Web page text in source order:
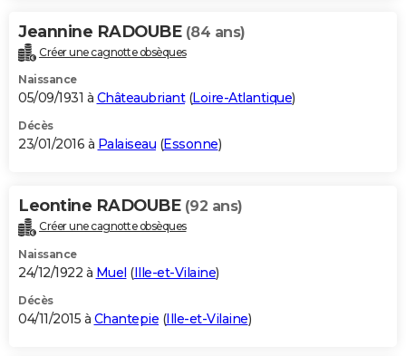
Jeannine RADOUBE (84 ans)
Créer une cagnotte obsèques
Naissance
05/09/1931 à Châteaubriant(Loire-Atlantique)
Décès
23/01/2016 à Palaiseau (Essonne)
Leontine RADOUBE (92 ans)
Créer une cagnotte obsèques
Naissance
24/12/1922 à Muel (Ille-et-Vilaine)
Décès
04/11/2015 à Chantepie (Ille-et-Vilaine)